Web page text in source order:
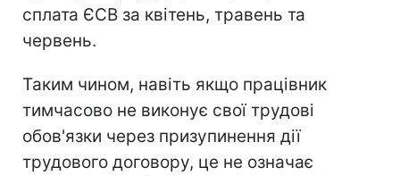
сплата ЄСВ за квітень, травень та
червень.
Таким чином, навіть якщо працівник
тимчасово не виконує свої трудові
обов'язки через призупинення дії
трудового договору, це не означає